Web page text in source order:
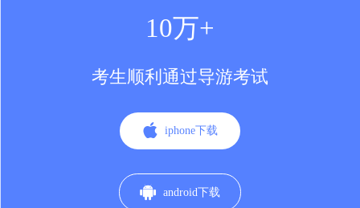
10万+
考生顺利通过导游考试
 iphone下载
 android下载